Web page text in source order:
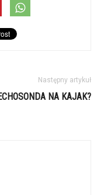
Następny artykuł
NA KAJAK?